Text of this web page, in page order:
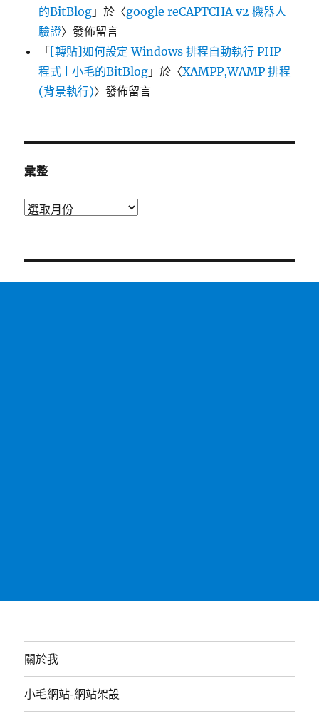
的BitBlog 」於〈google reCAPTCHA v2 機器人
驗證〉發佈留言
「[轉貼]如何設定 Windows 排程自動執行 PHP
程式 | 小毛的BitBlog 」於〈XAMPP,WAMP 排程
(背景執行)〉發佈留言
彙整
彙
關於我
小毛網站-網站架設